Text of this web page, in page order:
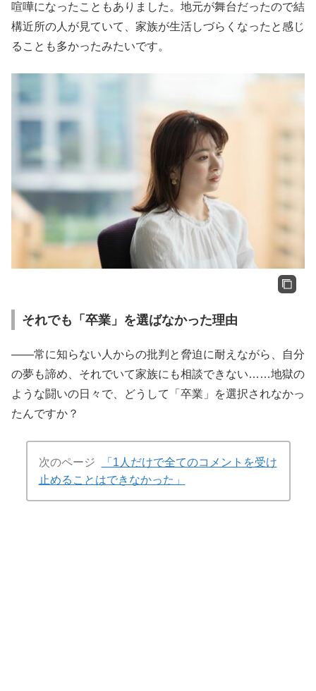
喧嘩になったこともありました。地元が舞台だったので結
構近所の人が見ていて、家族が生活しづらくなったと感じ
ることも多かったみたいです。
それでも「卒業」を選ばなかった理由
――常に知らない人からの批判と脅迫に耐えながら、自分
の夢も諦め、それでいて家族にも相談できない……地獄の
ような闘いの日々で、どうして「卒業」を選択されなかっ
たんですか？
次のページ
「1人だけで全てのコメントを受け
止めることはできなかった」